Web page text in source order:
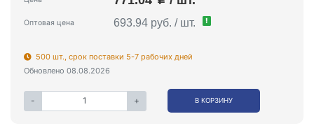
Оптовая цена 693.94 руб. / шт. !
500 шт., срок поставки 5-7 рабочих дней
Обновлено 08.08.2026
- + В КОРЗИНУ